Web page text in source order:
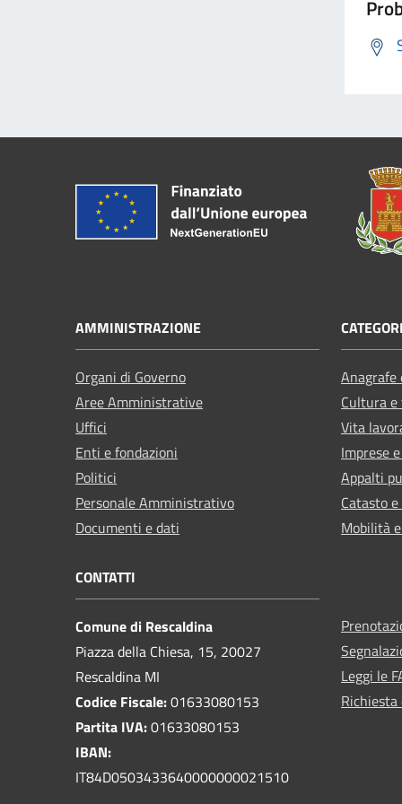
AMMINISTRAZIONE
Organi di Governo
Aree Amministrative
Uffici
Enti e fondazioni
Politici
Personale Amministrativo
Documenti e dati
Cultura
Vita
Imprese
Appalti
Catasto
Mobilità
CONTATTI
Comune di Rescaldina
Piazza della Chiesa, 15, 20027
Rescaldina MI
Codice Fiscale:01633080153
Partita IVA:01633080153
IBAN:
IT84D0503433640000000021510
Leggi le